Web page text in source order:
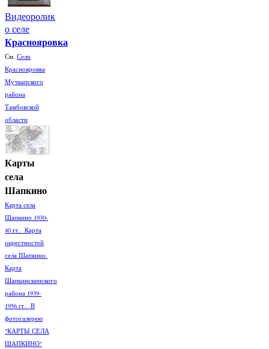
Видеоролик
о селе
Краснояровка
См. Село
Краснояровка
Мучкапского
района
Тамбовской
области
Карты
села
Шапкино
Карта села
Шапкино 1930-
40 гг. Карта
окрестностей
села Шапкино.
Карта
Шапкинскинского
района 1939-
1956 гг. В
фотогалерею
"КАРТЫ СЕЛА
ШАПКИНО"